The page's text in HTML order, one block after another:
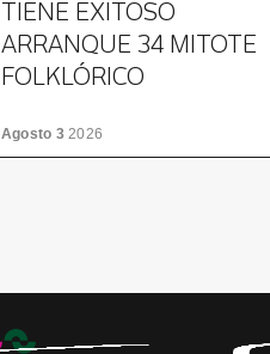
TIENE EXITOSO
ARRANQUE 34 MITOTE
FOLKLÓRICO
Agosto 32026